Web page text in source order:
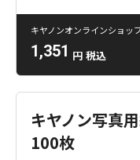
キヤノンオンラインショッ
1,351 円 税込
キヤノン写真
100枚